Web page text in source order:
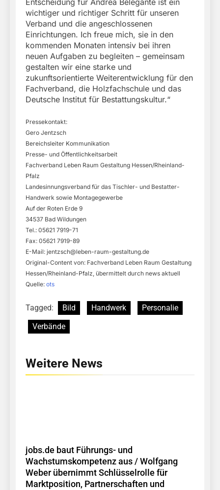
Entscheidung für Andrea Belegante ist ein
wichtiger und richtiger Schritt für unseren
Verband und die angeschlossenen
Einrichtungen. Ich freue mich, sie in den
kommenden Monaten intensiv bei ihren
neuen Aufgaben zu begleiten – gemeinsam
gestalten wir eine starke und
zukunftsorientierte Weiterentwicklung für den
Fachverband, die Holzfachschule und das
Deutsche Institut für Bestattungskultur.“
Pressekontakt:
Gero Jentzsch
Bereichsleiter Kommunikation
Presse- und Öffentlichkeitsarbeit
Fachverband Leben Raum Gestaltung Hessen/Rheinland-
Pfalz
Landesinnungsverband für das Tischler- und Bestatter-
Handwerk sowie Montagegewerbe
Auf der Roten Erde 9
34537 Bad Wildungen
Tel.: 05621 7919-71
Fax: 05621 7919-89
E-Mail: jentzsch@leben-raum-gestaltung.de
Original-Content von: Fachverband Leben Raum Gestaltung
Hessen/Rheinland-Pfalz, übermittelt durch news aktuell
Quelle: ots
Tagged: Bild Handwerk
Personalie
Verbände
Weitere News
jobs.de baut Führungs- und
Wachstumskompetenz aus / Wolfgang
Weber übernimmt Schlüsselrolle für
Marktposition, Partnerschaften und